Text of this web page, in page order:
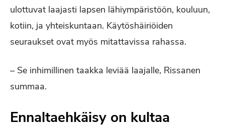
ulottuvat laajasti lapsen lähiympäristöön, kouluun,
kotiin, ja yhteiskuntaan. Käytöshäiriöiden
seuraukset ovat myös mitattavissa rahassa.
– Se inhimillinen taakka leviää laajalle, Rissanen
summaa.
Ennaltaehkäisy on kultaa